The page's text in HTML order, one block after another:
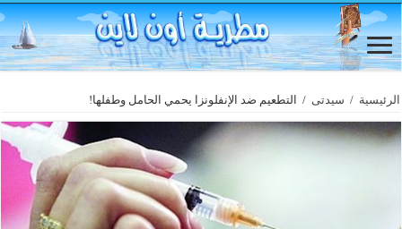
الرئيسية / سيدتى / التطعيم ضد الإنفلونزا يحمي الحامل وطفلها!